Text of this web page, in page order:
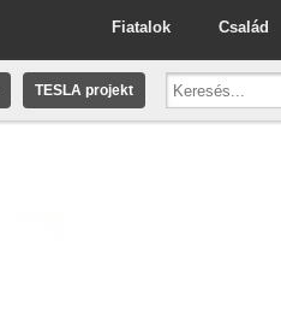
Család
Fiatalok
TESLA projekt